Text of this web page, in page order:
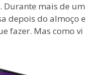
Durante mais de um
depois do almoço e
fazer. Mas como vi